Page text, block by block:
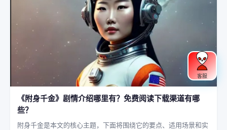
《附身千金》剧情介绍哪里有？免费阅读下载渠道有哪
些？
附身千金是本文的核心主题，下面将围绕它的要点、适用场景和实
客服